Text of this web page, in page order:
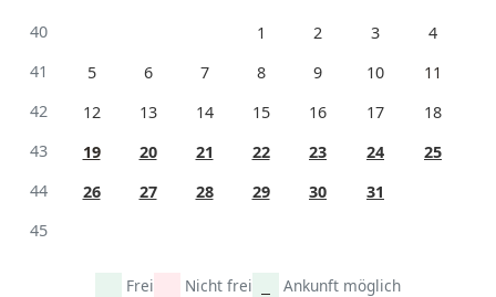
40
1 2 3
4
41
5 6 7 8 9 10
11
42
12 13 14 15 16 17
18
43
19 20 21 22 23 24
25
44
26 27 28 29 30
31
45
Frei Nicht frei Ankunft möglich